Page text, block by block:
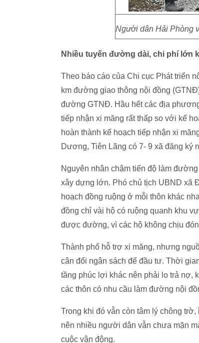
Người dân Hải Phòng
Nhiều tuyến đường dài, chi phí lớn
Theo báo cáo của Chi cục Phát triển
km đường giao thông nội đồng
đường GTNĐ. Hầu hết các địa
tiếp nhận xi măng rất thấp so với kế
hoàn thành kế hoạch tiếp nhận xi
Dương, Tiên Lãng có 7- 9 xã đăng ký
Nguyên nhân chậm tiến độ làm
xây dựng lớn. Phó chủ tịch UBND xã
hoạch đồng ruộng ở mỗi thôn khác
đồng chỉ vài hộ có ruộng quanh khu
được đường, vì các hộ không chịu
Thành phố hỗ trợ xi măng, nhưng
cân đối ngân sách để đầu tư. Thời
tầng phúc lợi khác nên phải lo trả nợ,
các thôn có nhu cầu làm đường nội
Trong khi đó vẫn còn tâm lý chông
nên nhiều người dân vẫn chưa mặn
cuộc vận động.